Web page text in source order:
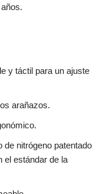
y táctil para un ajuste
arañazos.
de nitrógeno patentado
el estándar de la